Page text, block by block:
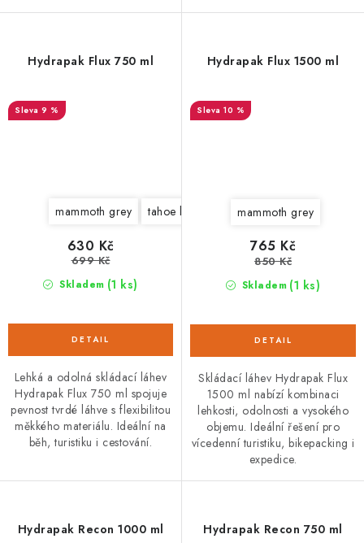
Hydrapak Flux 750 ml
9 %
mammoth grey tahoe blue redwood
Skladem (1 ks)
630 Kč
699 Kč
Lehká a odolná skládací láhev
Hydrapak Flux 750 ml spojuje
pevnost tvrdé láhve s flexibilitou
měkkého materiálu. Ideální na
běh, turistiku i cestování.
Hydrapak Flux 1500 ml
10 %
mammoth grey
Skladem (1 ks)
765 Kč
850 Kč
Skládací láhev Hydrapak Flux
1500 ml nabízí kombinaci
lehkosti, odolnosti a vysokého
objemu. Ideální řešení pro
vícedenní turistiku, bikepacking i
expedice.
Hydrapak Recon 1000 ml Hydrapak Recon 750 ml